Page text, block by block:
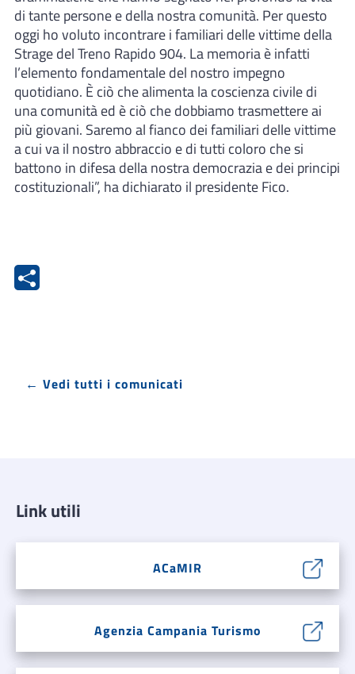
di tante persone e della nostra comunità. Per questo
oggi ho voluto incontrare i familiari delle vittime della
Strage del Treno Rapido 904. La memoria è infatti
l’elemento fondamentale del nostro impegno
quotidiano. È ciò che alimenta la coscienza civile di
una comunità ed è ciò che dobbiamo trasmettere ai
più giovani. Saremo al fianco dei familiari delle vittime
a cui va il nostro abbraccio e di tutti coloro che si
battono in difesa della nostra democrazia e dei principi
costituzionali”, ha dichiarato il presidente Fico.
← Vedi tutti i comunicati
Link utili
ACaMIR
Agenzia Campania Turismo